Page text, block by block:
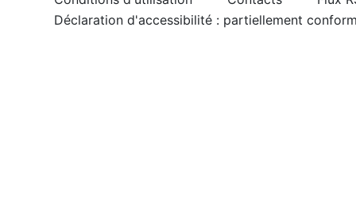
Déclaration d'accessibilité : partiellement